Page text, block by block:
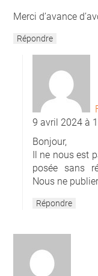
Merci d’avance
Répondre
9 avril 2024 à
Bonjour,
Il ne nous est
posée sans
Nous ne
Répondre